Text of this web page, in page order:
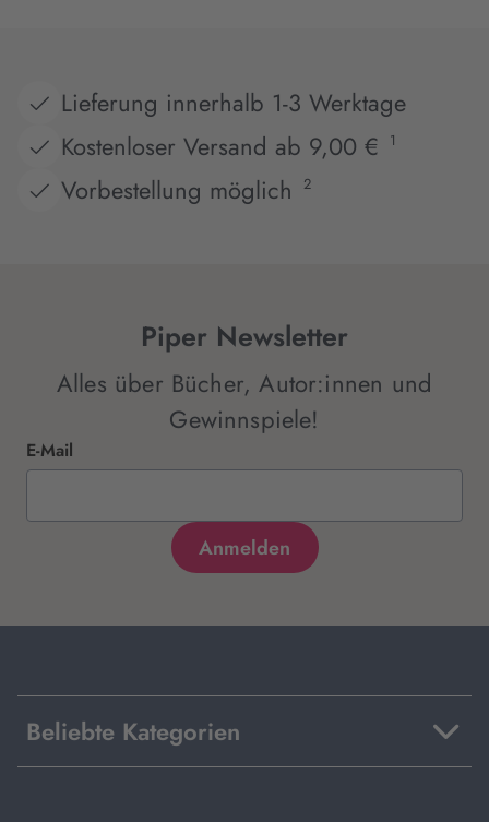
Lieferung innerhalb 1-3 Werktage
Kostenloser Versand ab 9,00 €
1
Vorbestellung möglich 2
Piper Newsletter
Alles über Bücher, Autor:innen und
Gewinnspiele!
E-Mail
Beliebte Kategorien